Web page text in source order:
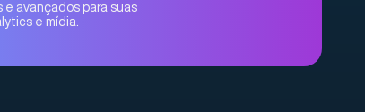
avançados para suas
e mídia.